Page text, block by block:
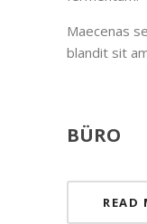
Maecenas
blandit sit
BÜRO
READ